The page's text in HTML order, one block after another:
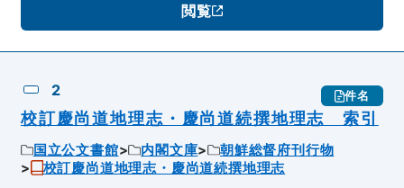
閲覧
2 件名
校訂慶尚道地理志・慶尚道続撰地理志 索引
国立公文書館 内閣文庫
朝鮮総督府刊行物
校訂慶尚道地理志・慶尚道続撰地理志